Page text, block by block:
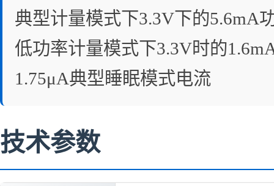
典型计量模式下3.3V下的5.6mA
低功率计量模式下3.3V时的
1.75μA典型睡眠模式电流
技术参数